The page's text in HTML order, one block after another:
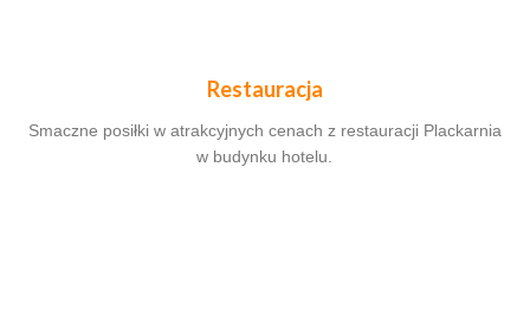
Restauracja
Smaczne posiłki w atrakcyjnych cenach z restauracji Plackarnia
w budynku hotelu.